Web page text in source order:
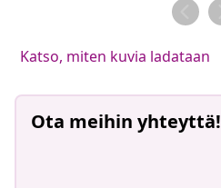
Katso, miten kuvia ladataan
Ota meihin yhteyttä!